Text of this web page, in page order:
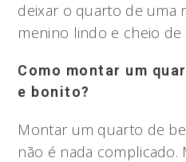
deixar o quarto de uma
menino lindo e cheio de
Como montar um
e bonito?
Montar um quarto de
não é nada complicado.